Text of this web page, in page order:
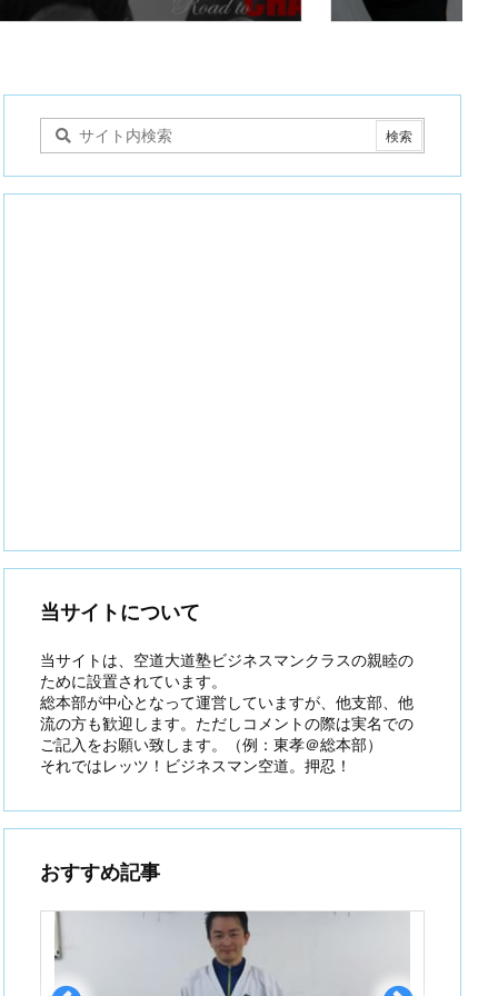
当サイトについて
当サイトは、空道大道塾ビジネスマンクラスの親睦の
ために設置されています。
総本部が中心となって運営していますが、他支部、他
流の方も歓迎します。ただしコメントの際は実名での
ご記入をお願い致します。（例：東孝＠総本部）
それではレッツ！ビジネスマン空道。押忍！
おすすめ記事